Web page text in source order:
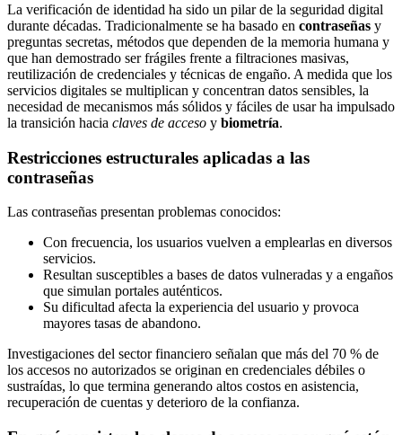
La verificación de identidad ha sido un pilar de la seguridad digital
durante décadas. Tradicionalmente se ha basado en contraseñas y
preguntas secretas, métodos que dependen de la memoria humana y
que han demostrado ser frágiles frente a filtraciones masivas,
reutilización de credenciales y técnicas de engaño. A medida que los
servicios digitales se multiplican y concentran datos sensibles, la
necesidad de mecanismos más sólidos y fáciles de usar ha impulsado
la transición hacia claves de acceso y biometría.
Restricciones estructurales aplicadas a las
contraseñas
Las contraseñas presentan problemas conocidos:
Con frecuencia, los usuarios vuelven a emplearlas en diversos
servicios.
Resultan susceptibles a bases de datos vulneradas y a engaños
que simulan portales auténticos.
Su dificultad afecta la experiencia del usuario y provoca
mayores tasas de abandono.
Investigaciones del sector financiero señalan que más del 70 % de
los accesos no autorizados se originan en credenciales débiles o
sustraídas, lo que termina generando altos costos en asistencia,
recuperación de cuentas y deterioro de la confianza.